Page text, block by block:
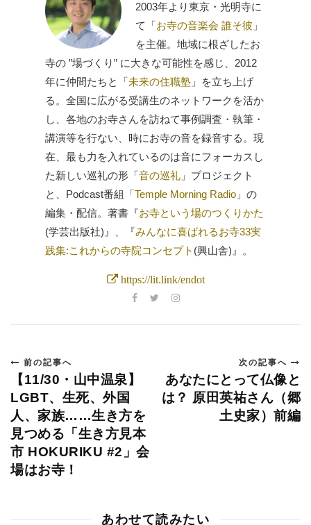
2003年より東京・光明寺に
て「お寺の音楽会 誰そ彼 」
を主催。地域に根ざしたお
寺の ”場づくり” に大きな可能性を感じ、2012
年に仲間たちと「未来の住職塾 」を立ち上げ
る。全国に広がる受講生のネットワークを活か
し、各地のお寺さんを訪ねて事例調査・執筆・
講演等を行ない、時にお寺の音を録音する。現
在、最も力を入れているのは音にフォーカスし
た新しい巡礼の形「音の巡礼 」プロジェクト
と、Podcast番組「Temple Morning Radio 」の
編集・配信。著書『お寺という場のつくりかた
(学芸出版社)』、『みんなに喜ばれるお寺33実
践集:これからの寺院コンセプト (興山舎)』。
https://lit.link/endot
前の記事へ
【11/30・山中温泉】
LGBT、生死、外国
人、家族……生き方を
見つめる「生き方見本
市 HOKURIKU #2」会
場はお寺！
次の記事へ
あなたにとって仏像と
は？ 原田英祐さん（郷
土史家）前編
あわせて読みたい